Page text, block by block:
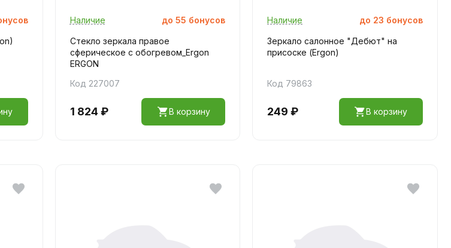
Наличие до55 бонусов
Стекло зеркала правое
сферическое с обогревом_Ergon
ERGON
Код 227007
1 824 ₽ В корзину
Наличие до 23 бонусов
Зеркало салонное "Дебют" на
присоске (Ergon)
Код 79863
249 ₽ В корзину